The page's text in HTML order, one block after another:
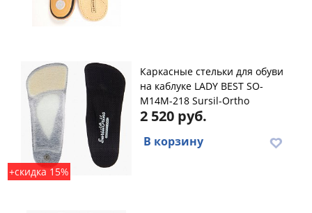
+скидка 15%
Каркасные стельки для обуви
на каблуке LADY BEST SO-
M14M-218 Sursil-Ortho
2 520 руб.
В корзину